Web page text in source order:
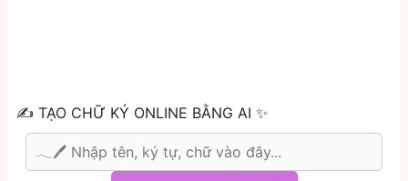
✍️ TẠO CHỮ KÝ ONLINE BẰNG AI ✨